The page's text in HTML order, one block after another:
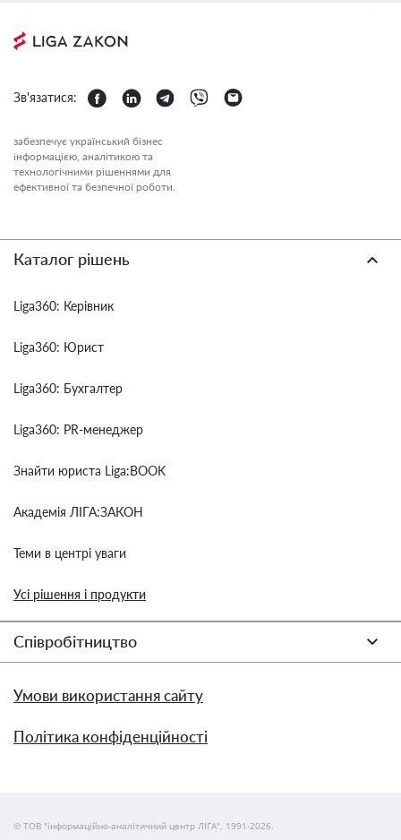
Зв'язатися:
забезпечує український бізнес
інформацією, аналітикою та
технологічними рішеннями для
ефективної та безпечної роботи.
Каталог рішень
Liga360: Керівник
Liga360: Юрист
Liga360: Бухгалтер
Liga360: PR-менеджер
Знайти юриста Liga:BOOK
Академія ЛІГА:ЗАКОН
Теми в центрі уваги
Усі рішення і продукти
Співробітництво
Умови використання сайту
Політика конфіденційності
© ТОВ "інформаційно-аналітичний центр ЛІГА", 1991-2026.